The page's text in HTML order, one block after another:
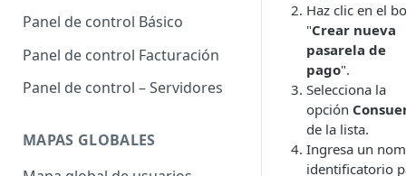
Panel de control Básico
Panel de control Facturación
Panel de control – Servidores
MAPAS GLOBALES
Haz clic en el
"Crear nueva
pasarela de
pago".
Selecciona la
opción
de la lista.
Ingresa un
identificatorio